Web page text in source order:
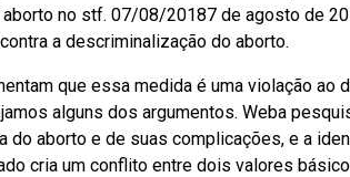
no stf. 07/08/20187 de agosto de
a descriminalização do aborto.
que essa medida é uma violação ao
alguns dos argumentos. Weba
aborto e de suas complicações, e a
cria um conflito entre dois valores